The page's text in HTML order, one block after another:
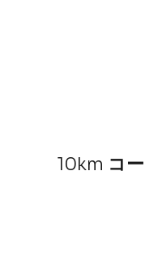
10km コ